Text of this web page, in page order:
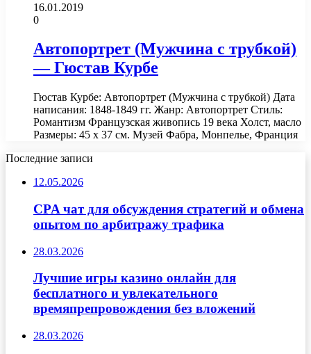
16.01.2019
0
Автопортрет (Мужчина с трубкой)
— Гюстав Курбе
Гюстав Курбе: Автопортрет (Мужчина с трубкой) Дата
написания: 1848-1849 гг. Жанр: Автопортрет Стиль:
Романтизм Французская живопись 19 века Холст, масло
Размеры: 45 x 37 см. Музей Фабра, Монпелье, Франция
Последние записи
12.05.2026
CPA чат для обсуждения стратегий и обмена
опытом по арбитражу трафика
28.03.2026
Лучшие игры казино онлайн для
бесплатного и увлекательного
времяпрепровождения без вложений
28.03.2026